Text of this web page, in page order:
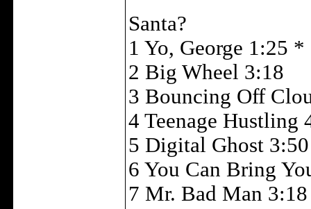
Santa?
1 Yo, George 1:25 *
2 Big Wheel 3:18
3 Bouncing Off
4 Teenage Hustling
5 Digital Ghost 3:50
6 You Can Bring
7 Mr. Bad Man 3:18